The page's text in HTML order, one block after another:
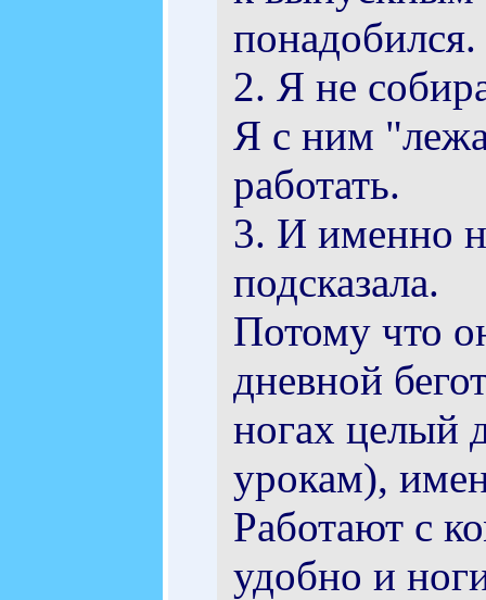
понадобился.
2. Я не
Я с ним
работать.
3. И именно
подсказала.
Потому что
дневной
ногах целый
урокам),
Работают с
удобно и